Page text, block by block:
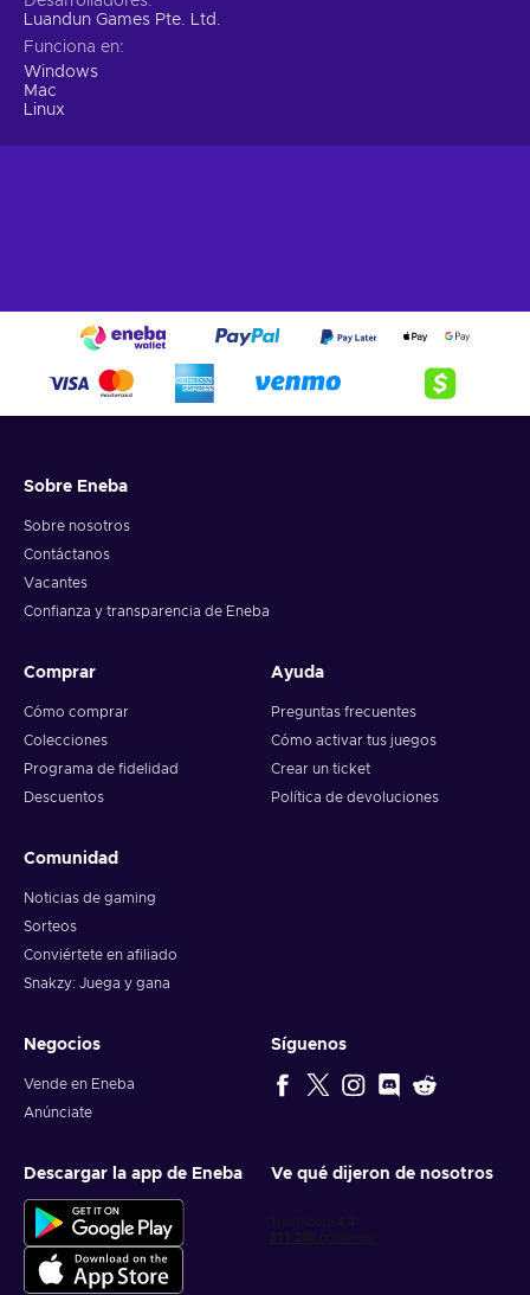
Luandun Games Pte. Ltd.
Funciona en
Windows
Mac
Linux
Sobre Eneba
Sobre nosotros
Contáctanos
Vacantes
Confianza y transparencia de Eneba
Comprar
Cómo comprar
Colecciones
Programa de fidelidad
Descuentos
Ayuda
Preguntas frecuentes
Cómo activar tus juegos
Crear un ticket
Política de devoluciones
Comunidad
Noticias de gaming
Sorteos
Conviértete en afiliado
Snakzy: Juega y gana
Negocios
Vende en Eneba
Anúnciate
Síguenos
Descargar la app de Eneba Ve qué dijeron de nosotros